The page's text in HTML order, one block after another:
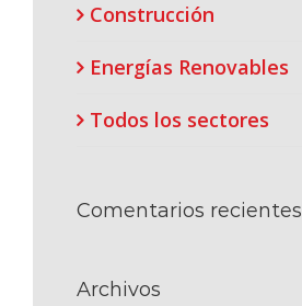
Construcción
Energías Renovables
Todos los sectores
Comentarios recientes
Archivos